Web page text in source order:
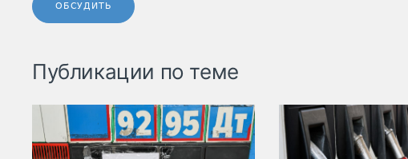
ОБСУДИТЬ
Публикации по теме